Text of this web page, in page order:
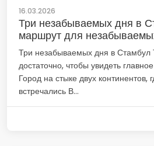
16.03.2026
Три незабываемых дня в
маршрут для
Три незабываемых дня в
достаточно, чтобы увидеть
Город на стыке двух континентов,
встречались В...